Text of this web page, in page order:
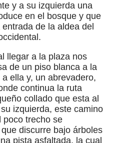
y a su izquierda una
en el bosque y que
de la aldea del
llegar a la plaza nos
de un piso blanca a la
ella y, un abrevadero,
continua la ruta
collado que esta al
izquierda, este camino
poco trecho se
discurre bajo árboles
pista asfaltada, la cual